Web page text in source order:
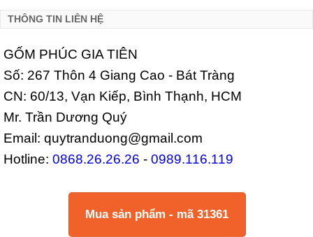
THÔNG TIN LIÊN HỆ
GỐM PHÚC GIA TIÊN
Số: 267 Thôn 4 Giang Cao - Bát Tràng
CN: 60/13, Vạn Kiếp, Bình Thạnh, HCM
Mr. Trần Dương Quý
Email: quytranduong@gmail.com
Hotline: 0868.26.26.26 - 0989.116.119
Mua sản phẩm - mã 31361